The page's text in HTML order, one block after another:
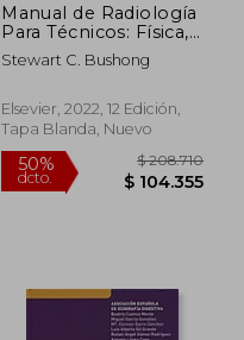
dcto. $
Manual de Radiología
Para Técnicos: Física,
Biología y Protección
Radiológica
Stewart C. Bushong
Elsevier, 2022, 12 Edición,
Tapa Blanda, Nuevo